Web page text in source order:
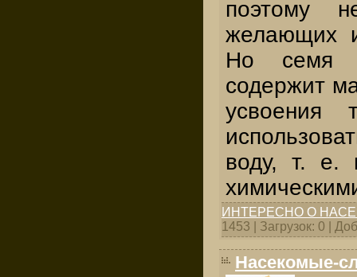
поэтому
желающих
Но семя
содержит
усвоения
воду, т. е.
ИНТЕРЕСНО О
1453 | Загрузок: 0 |
Насекомые-